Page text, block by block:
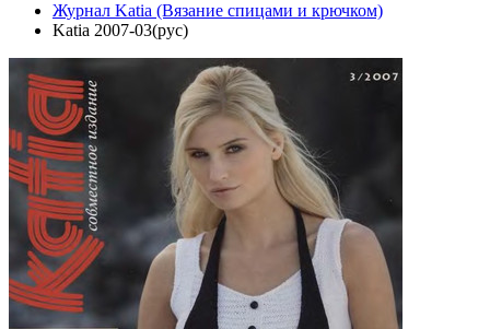
Журнал Katia (Вязание спицами и крючком)
Katia 2007-03(рус)